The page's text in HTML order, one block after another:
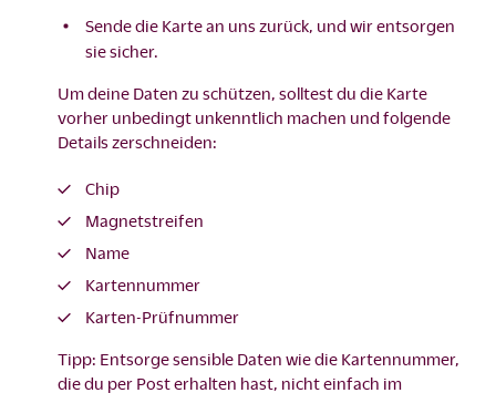
Sende die Karte an uns zurück, und wir entsorgen
sie sicher.
Um deine Daten zu schützen, solltest du die Karte
vorher unbedingt unkenntlich machen und folgende
Details zerschneiden:
Chip
Magnetstreifen
Name
Kartennummer
Karten-Prüfnummer
Tipp: Entsorge sensible Daten wie die Kartennummer,
die du per Post erhalten hast, nicht einfach im